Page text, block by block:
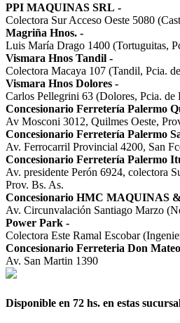
PPI MAQUINAS SRL -
Colectora Sur Acceso Oeste 5080
Magriña Hnos. -
Luis María Drago 1400 (Tortuguitas,
Vismara Hnos Tandil -
Colectora Macaya 107 (Tandil, Pcia.
Vismara Hnos Dolores -
Carlos Pellegrini 63 (Dolores, Pcia. de
Concesionario Ferretería Palermo
Av Mosconi 3012, Quilmes Oeste,
Concesionario Ferretería Palermo
Av. Ferrocarril Provincial 4200, San
Concesionario Ferretería Palermo
Av. presidente Perón 6924, colectora
Prov. Bs. As.
Concesionario HMC MAQUINAS
Av. Circunvalación Santiago Marzo
Power Park -
Colectora Este Ramal Escobar
Concesionario Ferreteria Don Mateo
Av. San Martin 1390
Disponible en 72 hs. en estas